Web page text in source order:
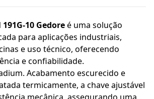
10 Gedoreé uma solução
para aplicações industriais,
e uso técnico, oferecendo
e confiabilidade.
Acabamento escurecido e
termicamente, a chave ajustável